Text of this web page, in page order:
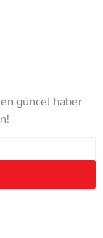
güncel haber